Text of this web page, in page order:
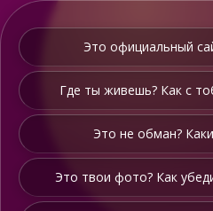
Это официальный
Где ты живешь? Как с
Это не обман?
Это твои фото? Как